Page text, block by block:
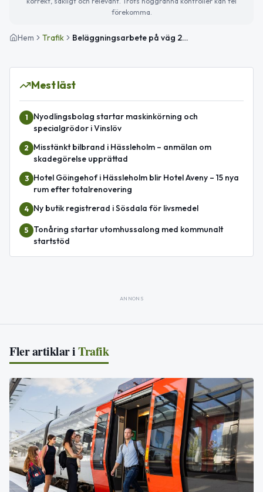
förekomma.
Hem Trafik Beläggningsarbete på väg 23 mellan Sösdala och Mellby påverkar trafiken
Mest läst
1
Nyodlingsbolag startar maskinkörning och
specialgrödor i Vinslöv
2
Misstänkt bilbrand i Hässleholm – anmälan om
skadegörelse upprättad
3
Hotel Göingehof i Hässleholm blir Hotel Aveny – 15 nya
rum efter totalrenovering
4 Ny butik registrerad i Sösdala för livsmedel
5
Tonåring startar utomhussalong med kommunalt
startstöd
ANNONS
Fler artiklar iTrafik